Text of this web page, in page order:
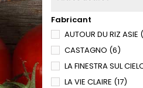
Fabricant
AUTOUR DU RIZ ASIE
CASTAGNO (6)
LA FINESTRA SUL
LA VIE CLAIRE (17)